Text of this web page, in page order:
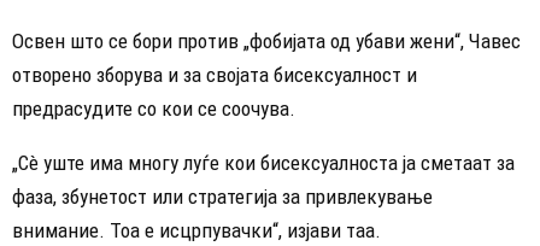
Освен што се бори против „фобијата од убави жени“, Чавес
отворено зборува и за својата бисексуалност и
предрасудите со кои се соочува.
„Сè уште има многу луѓе кои бисексуалноста ја сметаат за
фаза, збунетост или стратегија за привлекување
внимание. Тоа е исцрпувачки“, изјави таа.